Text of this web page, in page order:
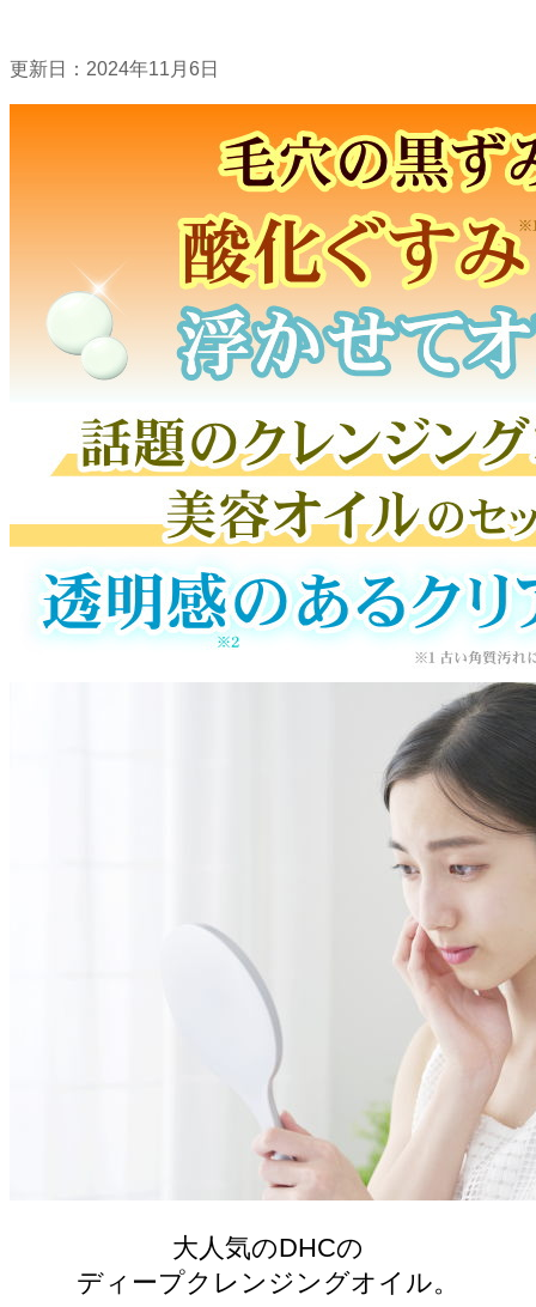
更新日： 2024年11月6日
大人気のDHCの
ディープクレンジングオイル。